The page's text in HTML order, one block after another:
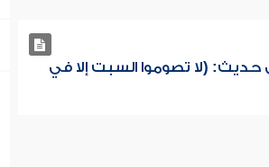
حديث: (لا تصوموا السبت إلا في